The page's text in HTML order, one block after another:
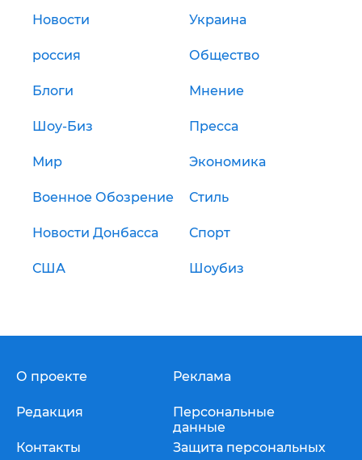
Новости Украина
россия Общество
Блоги Мнение
Шоу-Биз Пресса
Мир Экономика
Военное Обозрение Стиль
Новости Донбасса Спорт
США Шоубиз
О проекте
Редакция
Контакты
Реклама
Персональные
данные
Защита персональных